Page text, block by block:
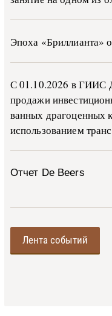
Эпоха «Бриллианта»
С 01.10.2026 в ГИИС
про­да­жи
ван­ных дра­го­цен­ных
ис­поль­зо­ва­ни­ем
Отчет De Beers
Лента событий